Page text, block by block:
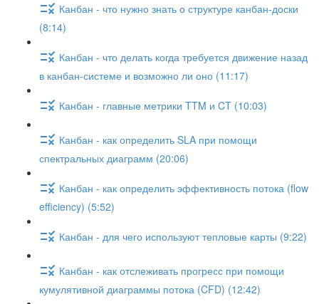
Канбан - что нужно знать о структуре канбан-доски
(8:14)
Канбан - что делать когда требуется движение назад
в канбан-системе и возможно ли оно (11:17)
Канбан - главные метрики TTM и CT (10:03)
Канбан - как определить SLA при помощи
спектральных диаграмм (20:06)
Канбан - как определить эффективность потока (flow
efficiency) (5:52)
Канбан - для чего используют тепловые карты (9:22)
Канбан - как отслеживать прогресс при помощи
кумулятивной диаграммы потока (CFD) (12:42)